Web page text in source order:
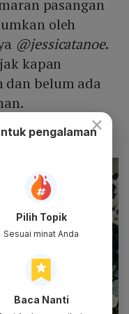
pasangan
oleh
@jessicatanoe.
kapan
dan belum ada
×
pengalaman
Pilih Topik
Sesuai minat Anda
Baca Nanti